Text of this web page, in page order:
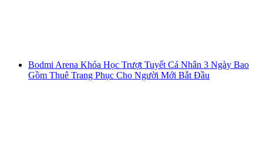
Bodmi Arena Khóa Học Trượt Tuyết Cá Nhân 3 Ngày Bao
Gồm Thuê Trang Phục Cho Người Mới Bắt Đầu